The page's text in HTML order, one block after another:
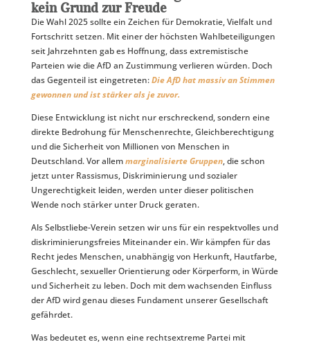
kein Grund zur Freude
Die Wahl 2025 sollte ein Zeichen für Demokratie, Vielfalt und
Fortschritt setzen. Mit einer der höchsten Wahlbeteiligungen
seit Jahrzehnten gab es Hoffnung, dass extremistische
Parteien wie die AfD an Zustimmung verlieren würden. Doch
das Gegenteil ist eingetreten:Die AfD hat massiv an Stimmen
gewonnen und ist stärker als je zuvor.
Diese Entwicklung ist nicht nur erschreckend, sondern eine
direkte Bedrohung für Menschenrechte, Gleichberechtigung
und die Sicherheit von Millionen von Menschen in
Deutschland. Vor allemmarginalisierte Gruppen, die schon
jetzt unter Rassismus, Diskriminierung und sozialer
Ungerechtigkeit leiden, werden unter dieser politischen
Wende noch stärker unter Druck geraten.
Als Selbstliebe-Verein setzen wir uns für ein respektvolles und
diskriminierungsfreies Miteinander ein. Wir kämpfen für das
Recht jedes Menschen, unabhängig von Herkunft, Hautfarbe,
Geschlecht, sexueller Orientierung oder Körperform, in Würde
und Sicherheit zu leben. Doch mit dem wachsenden Einfluss
der AfD wird genau dieses Fundament unserer Gesellschaft
gefährdet.
Was bedeutet es, wenn eine rechtsextreme Partei mit